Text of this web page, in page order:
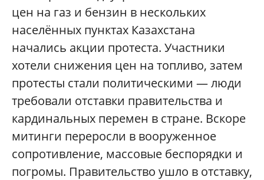
цен на газ и бензин в нескольких
населённых пунктах Казахстана
начались акции протеста. Участники
хотели снижения цен на топливо, затем
протесты стали политическими — люди
требовали отставки правительства и
кардинальных перемен в стране. Вскоре
митинги переросли в вооруженное
сопротивление, массовые беспорядки и
погромы. Правительство ушло в отставку,